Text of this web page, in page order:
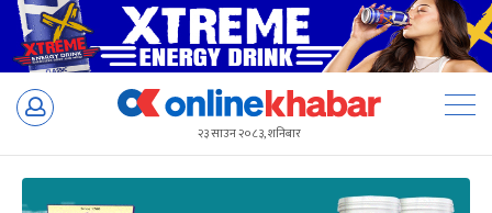
Skip
२३ साउन २०८३, शनिबार